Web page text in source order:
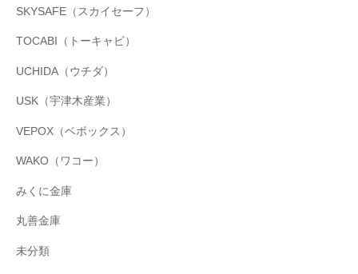
SKYSAFE（スカイセーフ）
TOCABI（トーキャビ）
UCHIDA（ウチダ）
USK（宇津木産業）
VEPOX（ベポックス）
WAKO（ワコー）
みくに金庫
丸善金庫
未分類